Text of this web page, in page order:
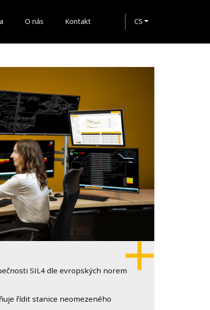
O nás Kontakt CS
SIL4 dle evropských norem
řídit stanice neomezeného